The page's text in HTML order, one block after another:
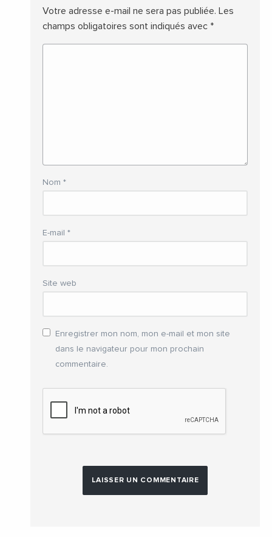
Votre adresse e-mail ne sera pas publiée. Les
champs obligatoires sont indiqués avec *
Nom *
E-mail *
Site web
Enregistrer mon nom, mon e-mail et mon site
dans le navigateur pour mon prochain
commentaire.